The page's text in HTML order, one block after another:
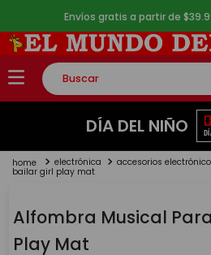
Envíos gratis a partir de
Buscar
TÉRMINOS MÁS BUSCADOS
2.
lego
4.
monopatin
DÍA DEL NIÑO
electrónica accesorios
bailar girl play mat
Alfombra Musical
Play Mat